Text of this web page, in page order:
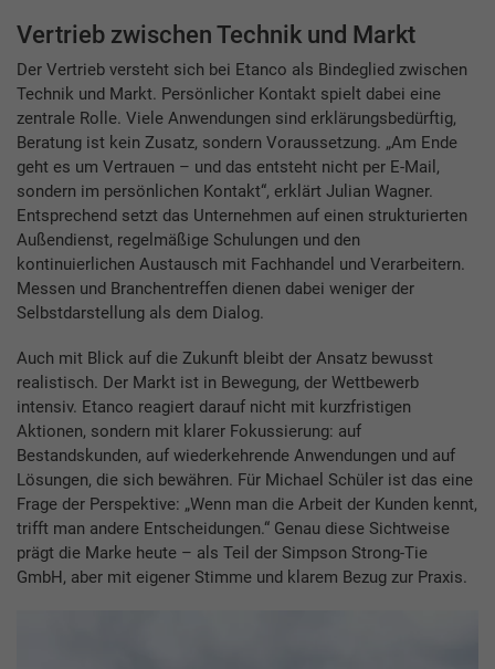
Vertrieb zwischen Technik und Markt
Der Vertrieb versteht sich bei Etanco als Bindeglied zwischen
Technik und Markt. Persönlicher Kontakt spielt dabei eine
zentrale Rolle. Viele Anwendungen sind erklärungsbedürftig,
Beratung ist kein Zusatz, sondern Voraussetzung. „Am Ende
geht es um Vertrauen – und das entsteht nicht per E-Mail,
sondern im persönlichen Kontakt“, erklärt Julian Wagner.
Entsprechend setzt das Unternehmen auf einen strukturierten
Außendienst, regelmäßige Schulungen und den
kontinuierlichen Austausch mit Fachhandel und Verarbeitern.
Messen und Branchentreffen dienen dabei weniger der
Selbstdarstellung als dem Dialog.
Auch mit Blick auf die Zukunft bleibt der Ansatz bewusst
realistisch. Der Markt ist in Bewegung, der Wettbewerb
intensiv. Etanco reagiert darauf nicht mit kurzfristigen
Aktionen, sondern mit klarer Fokussierung: auf
Bestandskunden, auf wiederkehrende Anwendungen und auf
Lösungen, die sich bewähren. Für Michael Schüler ist das eine
Frage der Perspektive: „Wenn man die Arbeit der Kunden kennt,
trifft man andere Entscheidungen.“ Genau diese Sichtweise
prägt die Marke heute – als Teil der Simpson Strong-Tie
GmbH, aber mit eigener Stimme und klarem Bezug zur Praxis.